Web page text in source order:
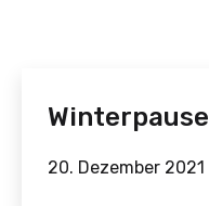
Winterpause
20. Dezember 2021